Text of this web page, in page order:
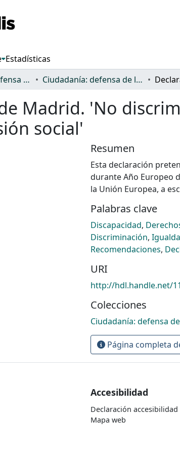
Estadísticas
10. Ciudadanía: defensa de los derechos y discriminación Ciudadanía: defensa de los derechos y discriminación
Madrid. 'No
social'
Resumen
Esta declaración
durante Año Europeo
la Unión Europea, a
Palabras clave
Discapacidad,
Discriminación,
Recomendaciones,
URI
http://hdl.handle.net/
Colecciones
Ciudadanía: defensa
Página completa
Accesibilidad
Declaración accesibilidad
Mapa web